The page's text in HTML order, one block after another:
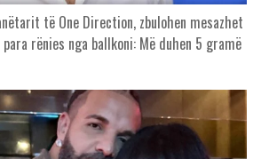
të One Direction, zbulohen mesazhet
rënies nga ballkoni: Më duhen 5 gramë